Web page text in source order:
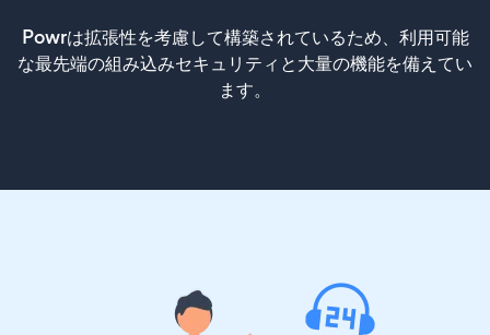
Powrは拡張性を考慮して構築されているため、利用可能
な最先端の組み込みセキュリティと大量の機能を備えてい
ます。